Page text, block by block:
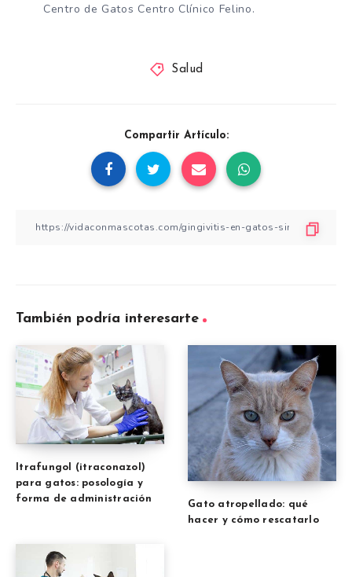
Centro de Gatos Centro Clínico Felino.
Salud
Compartir Artículo:
También podría interesarte
Itrafungol (itraconazol)
para gatos: posología y
forma de administración
Gato atropellado: qué
hacer y cómo rescatarlo